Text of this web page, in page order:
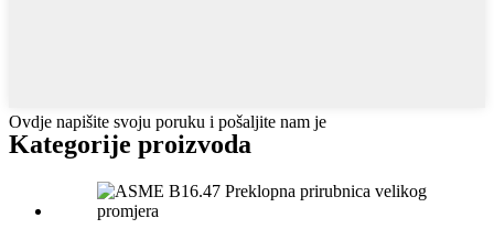
Ovdje napišite svoju poruku i pošaljite nam je
Kategorije proizvoda